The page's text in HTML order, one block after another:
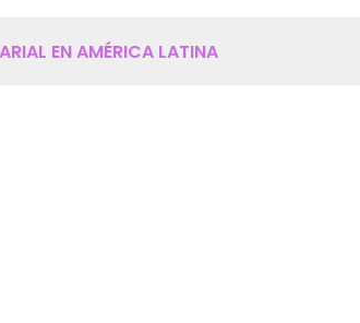
EN AMÉRICA LATINA